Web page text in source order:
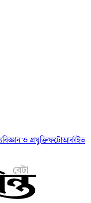
বিজ্ঞান ও প্রযুক্তিফটোআর্কাইভ